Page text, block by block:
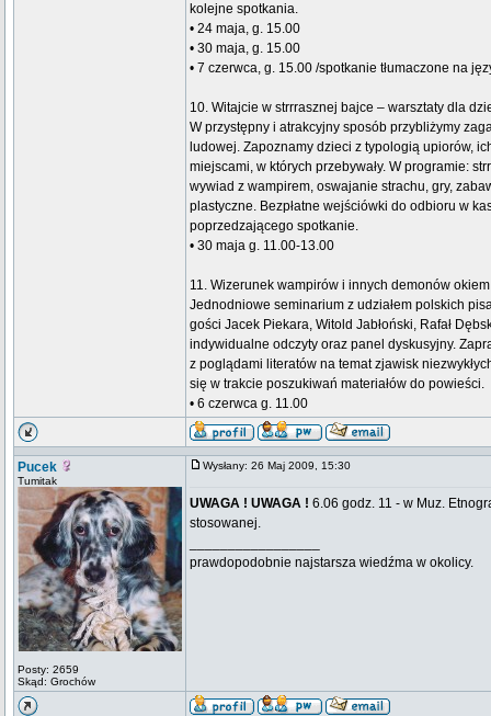
kolejne spotkania.
• 24 maja, g. 15.00
• 30 maja, g. 15.00
• 7 czerwca, g. 15.00 /spotkanie tłumaczone na
10. Witajcie w strrrasznej bajce – warsztaty dla
W przystępny i atrakcyjny sposób przybliżymy
ludowej. Zapoznamy dzieci z typologią upiorów,
miejscami, w których przebywały. W programie:
wywiad z wampirem, oswajanie strachu, gry,
plastyczne. Bezpłatne wejściówki do odbioru w
poprzedzającego spotkanie.
• 30 maja g. 11.00-13.00
11. Wizerunek wampirów i innych demonów
Jednodniowe seminarium z udziałem polskich
gości Jacek Piekara, Witold Jabłoński, Rafał
indywidualne odczyty oraz panel dyskusyjny.
z poglądami literatów na temat zjawisk
się w trakcie poszukiwań materiałów do powieści.
• 6 czerwca g. 11.00
Pucek
Tumitak
Posty: 2659
Skąd: Grochów
Wysłany: 26 Maj 2009, 15:30
UWAGA ! UWAGA ! 6.06 godz. 11 - w Muz.
stosowanej.
prawdopodobnie najstarsza wiedźma w okolicy.